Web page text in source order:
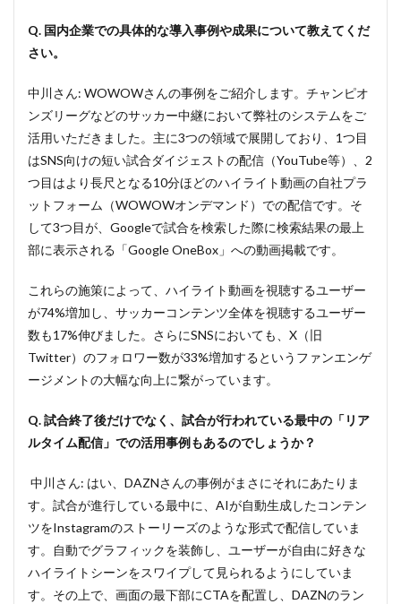
Q. 国内企業での具体的な導入事例や成果について教えてくだ
さい。
中川さん: WOWOWさんの事例をご紹介します。チャンピオ
ンズリーグなどのサッカー中継において弊社のシステムをご
活用いただきました。主に3つの領域で展開しており、1つ目
はSNS向けの短い試合ダイジェストの配信（YouTube等）、2
つ目はより長尺となる10分ほどのハイライト動画の自社プラ
ットフォーム（WOWOWオンデマンド）での配信です。そ
して3つ目が、Googleで試合を検索した際に検索結果の最上
部に表示される「Google OneBox」への動画掲載です。
これらの施策によって、ハイライト動画を視聴するユーザー
が74%増加し、サッカーコンテンツ全体を視聴するユーザー
数も17%伸びました。さらにSNSにおいても、X（旧
Twitter）のフォロワー数が33%増加するというファンエンゲ
ージメントの大幅な向上に繋がっています。
Q. 試合終了後だけでなく、試合が行われている最中の「リア
ルタイム配信」での活用事例もあるのでしょうか？
中川さん: はい、DAZNさんの事例がまさにそれにあたりま
す。試合が進行している最中に、AIが自動生成したコンテン
ツをInstagramのストーリーズのような形式で配信していま
す。自動でグラフィックを装飾し、ユーザーが自由に好きな
ハイライトシーンをスワイプして見られるようにしていま
す。その上で、画面の最下部にCTAを配置し、DAZNのラン